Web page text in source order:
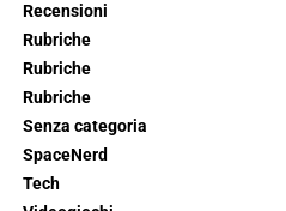
Recensioni
Rubriche
Rubriche
Rubriche
Senza categoria
SpaceNerd
Tech